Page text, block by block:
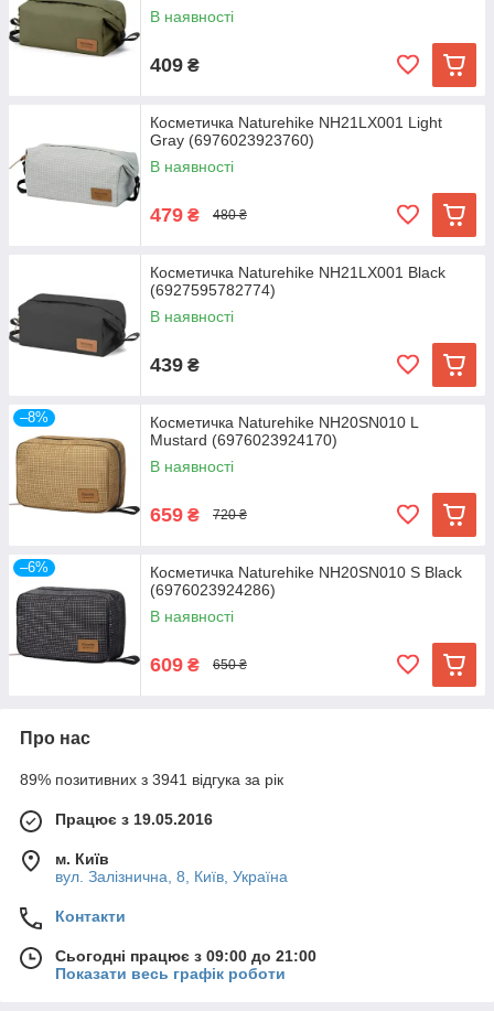
В наявності
409 ₴
Косметичка Naturehike NH21LX001 Light
Gray (6976023923760)
В наявності
479 ₴ 480 ₴
Косметичка Naturehike NH21LX001 Black
(6927595782774)
В наявності
439 ₴
–8%
Косметичка Naturehike NH20SN010 L
Mustard (6976023924170)
В наявності
659 ₴ 720 ₴
–6%
Косметичка Naturehike NH20SN010 S Black
(6976023924286)
В наявності
609 ₴ 650 ₴
Про нас
89% позитивних з 3941 відгука за рік
Працює з 19.05.2016
м. Київ
вул. Залізнична, 8, Київ, Україна
Контакти
Сьогодні працює з 09:00 до 21:00
Показати весь графік роботи